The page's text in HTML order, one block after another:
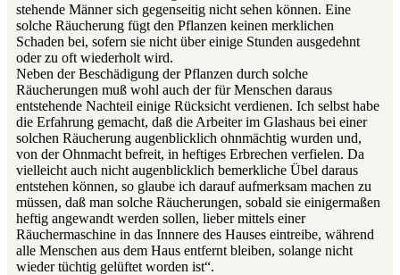
stehende Männer sich gegenseitig nicht sehen können. Eine
solche Räucherung fügt den Pflanzen keinen merklichen
Schaden bei, sofern sie nicht über einige Stunden ausgedehnt
oder zu oft wiederholt wird.
Neben der Beschädigung der Pflanzen durch solche
Räucherungen muß wohl auch der für Menschen daraus
entstehende Nachteil einige Rücksicht verdienen. Ich selbst habe
die Erfahrung gemacht, daß die Arbeiter im Glashaus bei einer
solchen Räucherung augenblicklich ohnmächtig wurden und,
von der Ohnmacht befreit, in heftiges Erbrechen verfielen. Da
vielleicht auch nicht augenblicklich bemerkliche Übel daraus
entstehen können, so glaube ich darauf aufmerksam machen zu
müssen, daß man solche Räucherungen, sobald sie einigermaßen
heftig angewandt werden sollen, lieber mittels einer
Räuchermaschine in das Innnere des Hauses eintreibe, während
alle Menschen aus dem Haus entfernt bleiben, solange nicht
wieder tüchtig gelüftet worden ist“.